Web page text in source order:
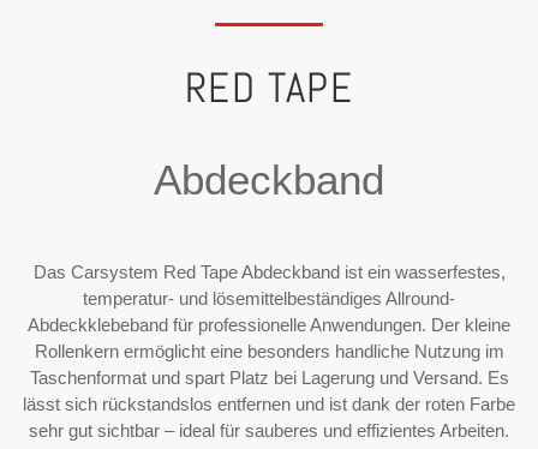
RED TAPE
Abdeckband
Das Carsystem Red Tape Abdeckband ist ein wasserfestes,
temperatur- und lösemittelbeständiges Allround-
Abdeckklebeband für professionelle Anwendungen. Der kleine
Rollenkern ermöglicht eine besonders handliche Nutzung im
Taschenformat und spart Platz bei Lagerung und Versand. Es
lässt sich rückstandslos entfernen und ist dank der roten Farbe
sehr gut sichtbar – ideal für sauberes und effizientes Arbeiten.